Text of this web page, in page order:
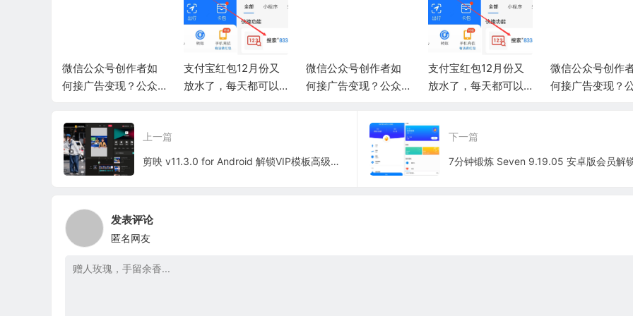
支付宝红包12月份又
放水了，每天都可以
微信公众号创作者如
何接广告变现？公众
支付宝红包12月份又
放水了，每天都可以
微信公众号创作者如
何接广告变现？公众
支付宝红包12月
放水了，每天都
上一篇
剪映 v11.3.0 for Android 解锁VIP模板高级版-短视频创作神器
下一篇
7分钟锻炼 Seven 9.19.05 安卓版会员解
发表评论
匿名网友